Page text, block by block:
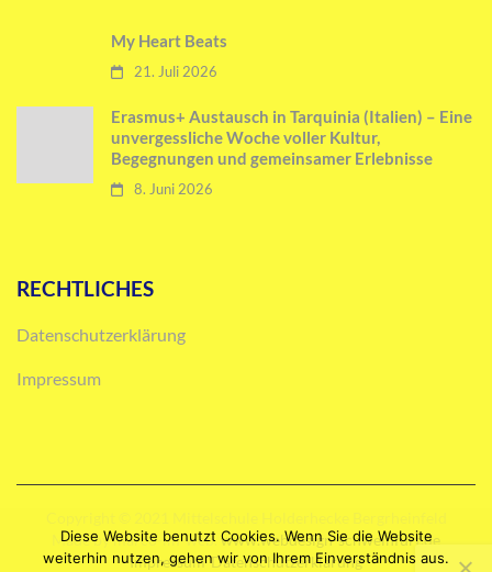
My Heart Beats
21. Juli 2026
Erasmus+ Austausch in Tarquinia (Italien) – Eine
unvergessliche Woche voller Kultur,
Begegnungen und gemeinsamer Erlebnisse
8. Juni 2026
RECHTLICHES
Datenschutzerklärung
Impressum
Made by marco-im-web. www.webdesign-schweinfurt.de
Impressum Datenschutzerklärung
Diese Website benutzt Cookies. Wenn Sie die Website
weiterhin nutzen, gehen wir von Ihrem Einverständnis aus.